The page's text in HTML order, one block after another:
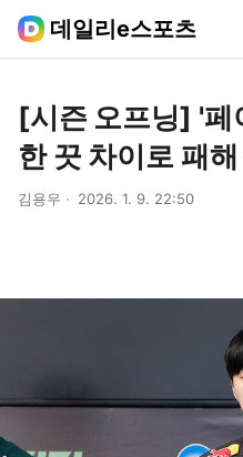
데일리e스포츠
[시즌 오프닝] '페
한 끗 차이로 패
김용우 2026. 1. 9. 22:50